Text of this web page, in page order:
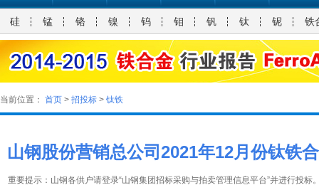
硅 锰 铬 镍 钨 钼 钒 钛 铌 铁
当前位置： 首页 > 招投标 > 钛铁
山钢股份营销总公司2021年12月份钛铁
重要提示：山钢各供户请登录“山钢集团招标采购与拍卖管理信息平台”并进行投标